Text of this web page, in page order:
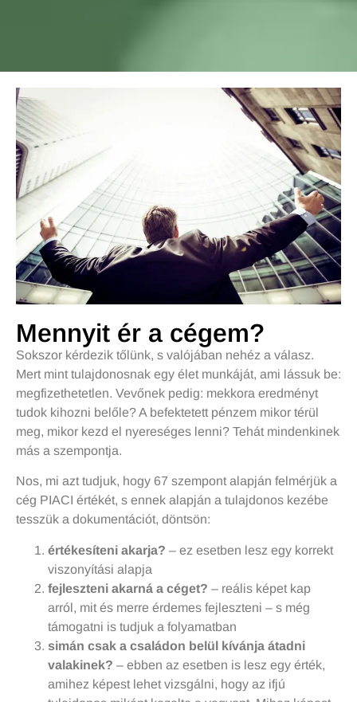
Mennyit ér a cégem?
Sokszor kérdezik tőlünk, s valójában nehéz a válasz.
Mert mint tulajdonosnak egy élet munkáját, ami lássuk be:
megfizethetetlen. Vevőnek pedig: mekkora eredményt
tudok kihozni belőle? A befektetett pénzem mikor térül
meg, mikor kezd el nyereséges lenni? Tehát mindenkinek
más a szempontja.
Nos, mi azt tudjuk, hogy 67 szempont alapján felmérjük a
cég PIACI értékét, s ennek alapján a tulajdonos kezébe
tesszük a dokumentációt, döntsön:
értékesíteni akarja? – ez esetben lesz egy korrekt
viszonyítási alapja
fejleszteni akarná a céget? – reális képet kap
arról, mit és merre érdemes fejleszteni – s még
támogatni is tudjuk a folyamatban
simán csak a családon belül kívánja átadni
valakinek? – ebben az esetben is lesz egy érték,
amihez képest lehet vizsgálni, hogy az ifjú